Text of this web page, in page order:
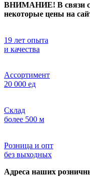
ВНИМАНИЕ! В связи с
некоторые цены на
19 лет опыта
и качества
Ассортимент
20 000 ед
Склад
более 500 м
Розница и опт
без выходных
Адреса наших